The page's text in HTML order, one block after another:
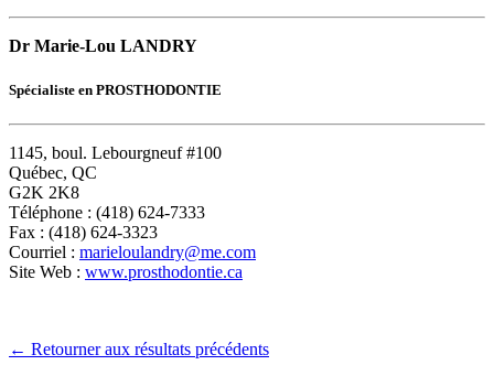
Dr Marie-Lou LANDRY
Spécialiste en PROSTHODONTIE
1145, boul. Lebourgneuf #100
Québec, QC
G2K 2K8
Téléphone : (418) 624-7333
Fax : (418) 624-3323
Courriel : marieloulandry@me.com
Site Web : www.prosthodontie.ca
← Retourner aux résultats précédents